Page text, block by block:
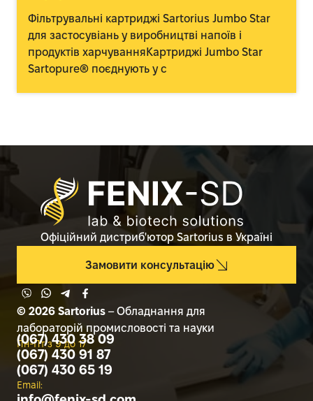
Фільтрувальні картриджі Sartorius Jumbo Star
для застосувіань у виробництві напоїв і
продуктів харчуванняКартриджі Jumbo Star
Sartopure® поєднують у с
Офіційний дистриб'ютор Sartorius в Україні
© 2026 Sartorius – Обладнання для
лабораторій промисловості та науки
Замовити консультацію
Пн-Пт з 9 до 17
(067) 430 38 09
(067) 430 91 87
(067) 430 65 19
Email: